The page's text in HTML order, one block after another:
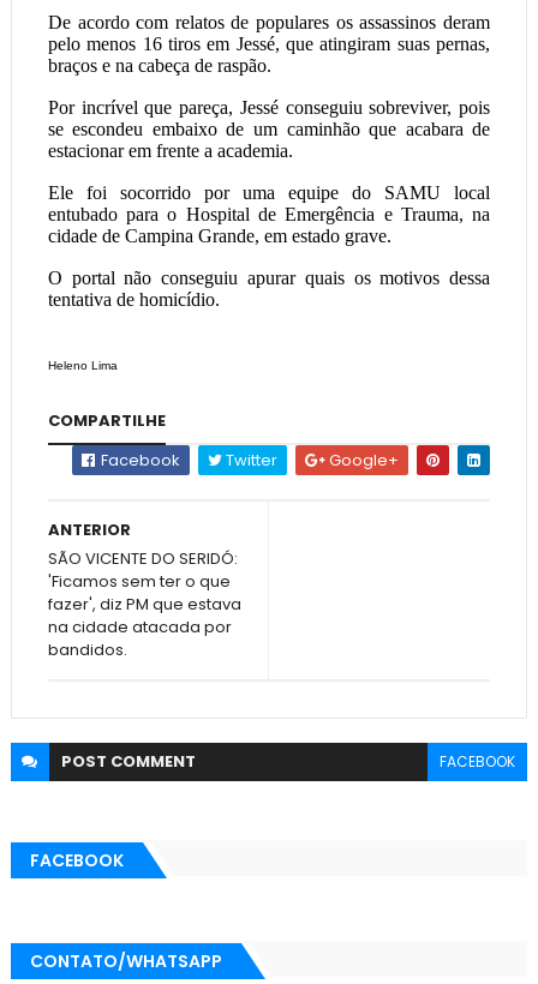
De acordo com relatos de populares os assassinos deram
pelo menos 16 tiros em Jessé, que atingiram suas pernas,
braços e na cabeça de raspão.
Por incrível que pareça, Jessé conseguiu sobreviver, pois
se escondeu embaixo de um caminhão que acabara de
estacionar em frente a academia.
Ele foi socorrido por uma equipe do SAMU local
entubado para o Hospital de Emergência e Trauma, na
cidade de Campina Grande, em estado grave.
O portal não conseguiu apurar quais os motivos dessa
tentativa de homicídio.
Heleno Lima
COMPARTILHE
Facebook
Twitter Google+
ANTERIOR
SÃO VICENTE DO SERIDÓ:
'Ficamos sem ter o que
fazer', diz PM que estava
na cidade atacada por
bandidos.
POST COMMENT FACEBOOK
FACEBOOK
CONTATO/WHATSAPP